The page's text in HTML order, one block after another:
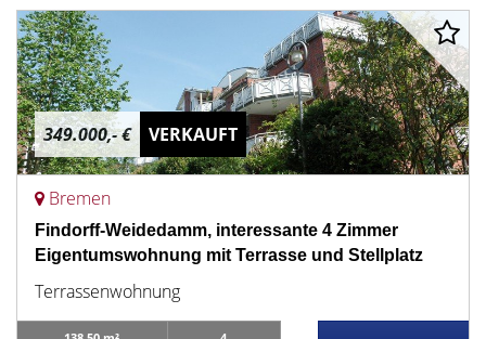
349.000,- € VERKAUFT
Bremen
Findorff-Weidedamm, interessante 4 Zimmer
Eigentumswohnung mit Terrasse und Stellplatz
Terrassenwohnung